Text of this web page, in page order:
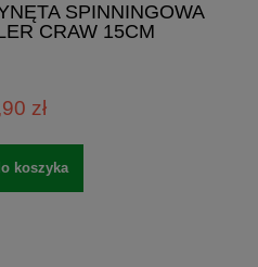
SPINNINGOWA
CRAW 15CM
zł
koszyka